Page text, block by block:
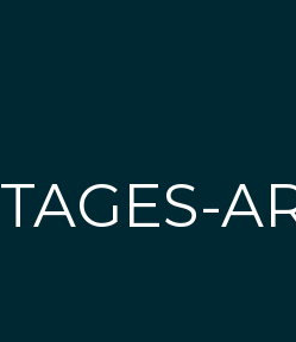
TAGES-